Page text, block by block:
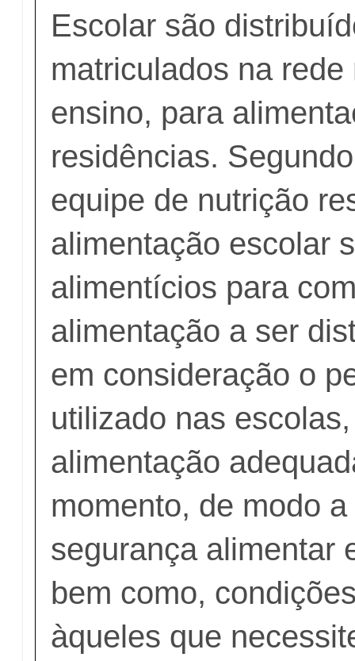
Escolar são
matriculados na
ensino, para
residências.
equipe de nutrição
alimentação escolar
alimentícios para
alimentação a ser
em consideração o
utilizado nas
alimentação
momento, de modo
segurança alimentar
bem como,
àqueles que